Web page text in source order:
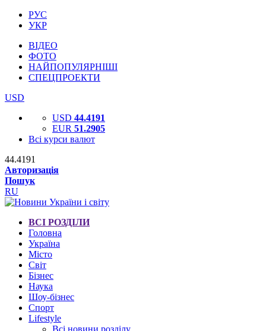
РУС
УКР
ВІДЕО
ФОТО
НАЙПОПУЛЯРНІШІ
СПЕЦПРОЕКТИ
USD
USD 44.4191
EUR 51.2905
Всі курси валют
44.4191
Авторизація
Пошук
RU
ВСІ РОЗДІЛИ
Головна
Україна
Місто
Світ
Бізнес
Наука
Шоу-бізнес
Спорт
Lifestyle
Всі новини розділу